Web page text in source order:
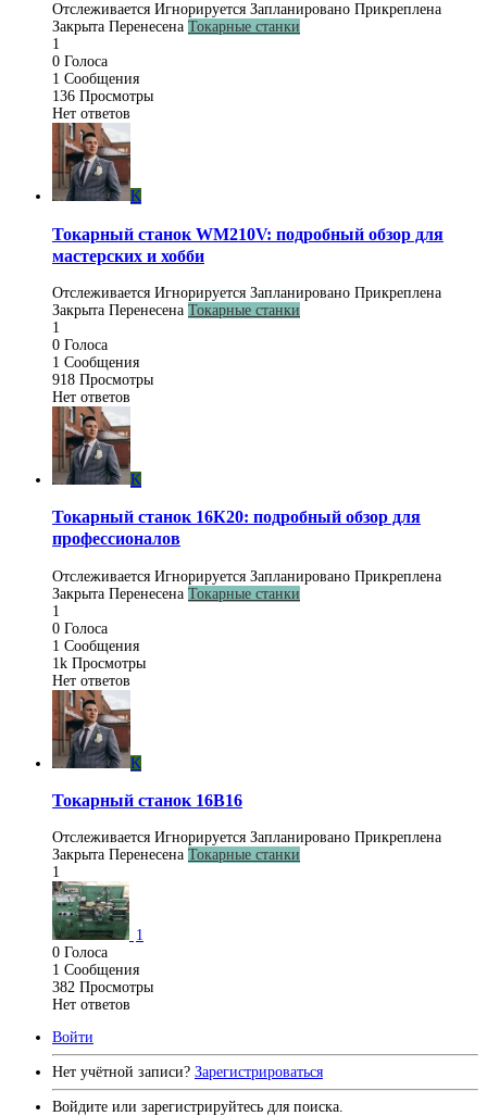
Отслеживается Игнорируется Запланировано Прикреплена
Закрыта Перенесена Токарные станки
1
0 Голоса
1 Сообщения
136 Просмотры
Нет ответов
K
Токарный станок WM210V: подробный обзор для
мастерских и хобби
Отслеживается Игнорируется Запланировано Прикреплена
Закрыта Перенесена Токарные станки
1
0 Голоса
1 Сообщения
918 Просмотры
Нет ответов
K
Токарный станок 16К20: подробный обзор для
профессионалов
Отслеживается Игнорируется Запланировано Прикреплена
Закрыта Перенесена Токарные станки
1
0 Голоса
1 Сообщения
1k Просмотры
Нет ответов
K
Токарный станок 16В16
Отслеживается Игнорируется Запланировано Прикреплена
Закрыта Перенесена Токарные станки
1
1
0 Голоса
1 Сообщения
382 Просмотры
Нет ответов
Войти
Нет учётной записи? Зарегистрироваться
Войдите или зарегистрируйтесь для поиска.